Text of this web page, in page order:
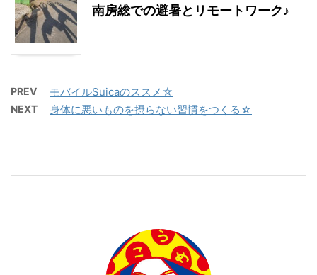
南房総での避暑とリモートワーク♪
PREV モバイルSuicaのススメ☆
NEXT 身体に悪いものを摂らない習慣をつくる☆